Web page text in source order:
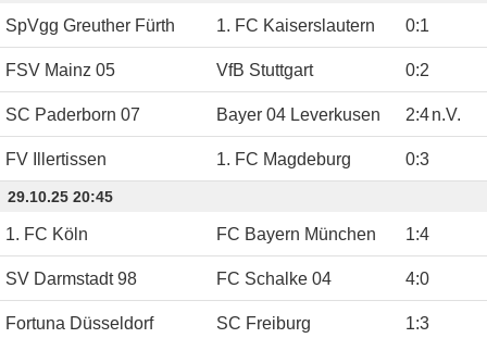
SpVgg Greuther Fürth 1. FC Kaiserslautern 0:1
FSV Mainz 05 VfB Stuttgart 0:2
SC Paderborn 07 Bayer 04 Leverkusen 2:4n.V.
FV Illertissen 1. FC Magdeburg 0:3
29.10.25 20:45
1. FC Köln FC Bayern München 1:4
SV Darmstadt 98 FC Schalke 04 4:0
Fortuna Düsseldorf SC Freiburg 1:3